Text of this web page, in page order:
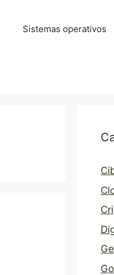
Sistemas operativos